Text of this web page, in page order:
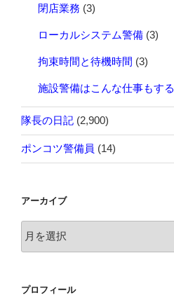
閉店業務 (3)
ローカルシステム警備 (3)
拘束時間と待機時間 (3)
施設警備はこんな仕事もする
隊長の日記 (2,900)
ポンコツ警備員 (14)
アーカイブ
ー
ブ
プロフィール